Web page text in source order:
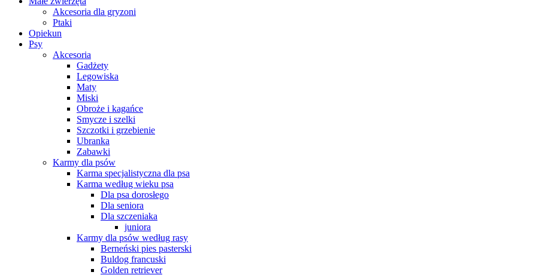
Akcesoria dla gryzoni
Ptaki
Opiekun
Psy
Akcesoria
Gadżety
Legowiska
Maty
Miski
Obroże i kagańce
Smycze i szelki
Szczotki i grzebienie
Ubranka
Zabawki
Karmy dla psów
Karma specjalistyczna dla psa
Karma według wieku psa
Dla psa dorosłego
Dla seniora
Dla szczeniaka
juniora
Karmy dla psów według rasy
Berneński pies pasterski
Buldog francuski
Golden retriever